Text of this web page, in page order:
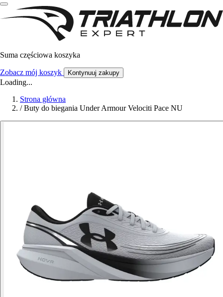
Suma częściowa koszyka
Zobacz mój koszyk Kontynuuj zakupy
Loading...
Strona główna
/ Buty do biegania Under Armour Velociti Pace NU